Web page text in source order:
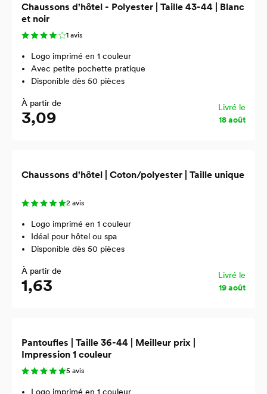
Chaussons d'hôtel - Polyester | Taille 43-44 | Blanc
et noir
1 avis
Logo imprimé en 1 couleur
Avec petite pochette pratique
Disponible dès 50 pièces
À partir de
3,09
Livré le
18 août
Chaussons d'hôtel | Coton/polyester | Taille unique
2 avis
Logo imprimé en 1 couleur
Idéal pour hôtel ou spa
Disponible dès 50 pièces
À partir de
1,63
Livré le
19 août
Pantoufles | Taille 36-44 | Meilleur prix |
Impression 1 couleur
5 avis
Logo imprimé en 1 couleur